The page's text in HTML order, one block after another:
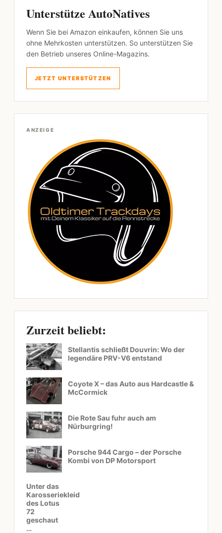
Unterstütze AutoNatives
Wenn Sie bei Amazon einkaufen, können Sie uns
ohne Mehrkosten unterstützen. So unterstützen Sie
den Betrieb unseres Online-Magazins.
JETZT UNTERSTÜTZEN
ANZEIGE
Zurzeit beliebt:
Stellantis schließt Douvrin: Wo der
legendäre PRV-V6 entstand
Coyote X – das Auto aus Hardcastle &
McCormick
Die Rote Sau fuhr auch am
Nürburgring!
Porsche 944 Cargo – der Porsche
Kombi von DP Motorsport
Unter das
Karosseriekleid
des Lotus
72
geschaut
…